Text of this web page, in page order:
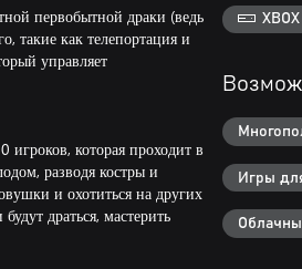
первобытной драки (ведь
такие как телепортация и
управляет
которая проходит в
разводя костры и
и охотиться на других
драться, мастерить
Игры